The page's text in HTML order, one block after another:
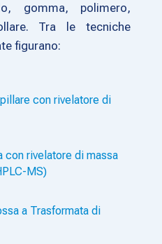
gomma, polimero,
Tra le tecniche
figurano:
con rivelatore di
con rivelatore di massa
MS)
a Trasformata di